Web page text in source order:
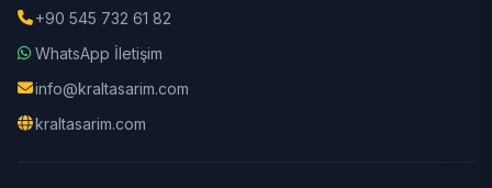
+90 545 732 61 82
WhatsApp İletişim
info@kraltasarim.com
kraltasarim.com